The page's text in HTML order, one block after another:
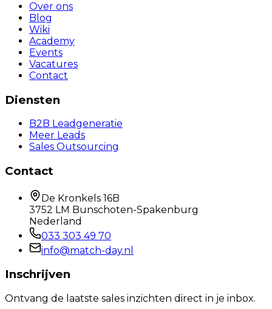
Over ons
Blog
Wiki
Academy
Events
Vacatures
Contact
Diensten
B2B Leadgeneratie
Meer Leads
Sales Outsourcing
Contact
De Kronkels 16B
3752 LM Bunschoten-Spakenburg
Nederland
033 303 49 70
info@match-day.nl
Inschrijven
Ontvang de laatste sales inzichten direct in je inbox.